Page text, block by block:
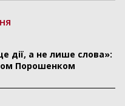
дії, а не лише слова»:
Порошенком